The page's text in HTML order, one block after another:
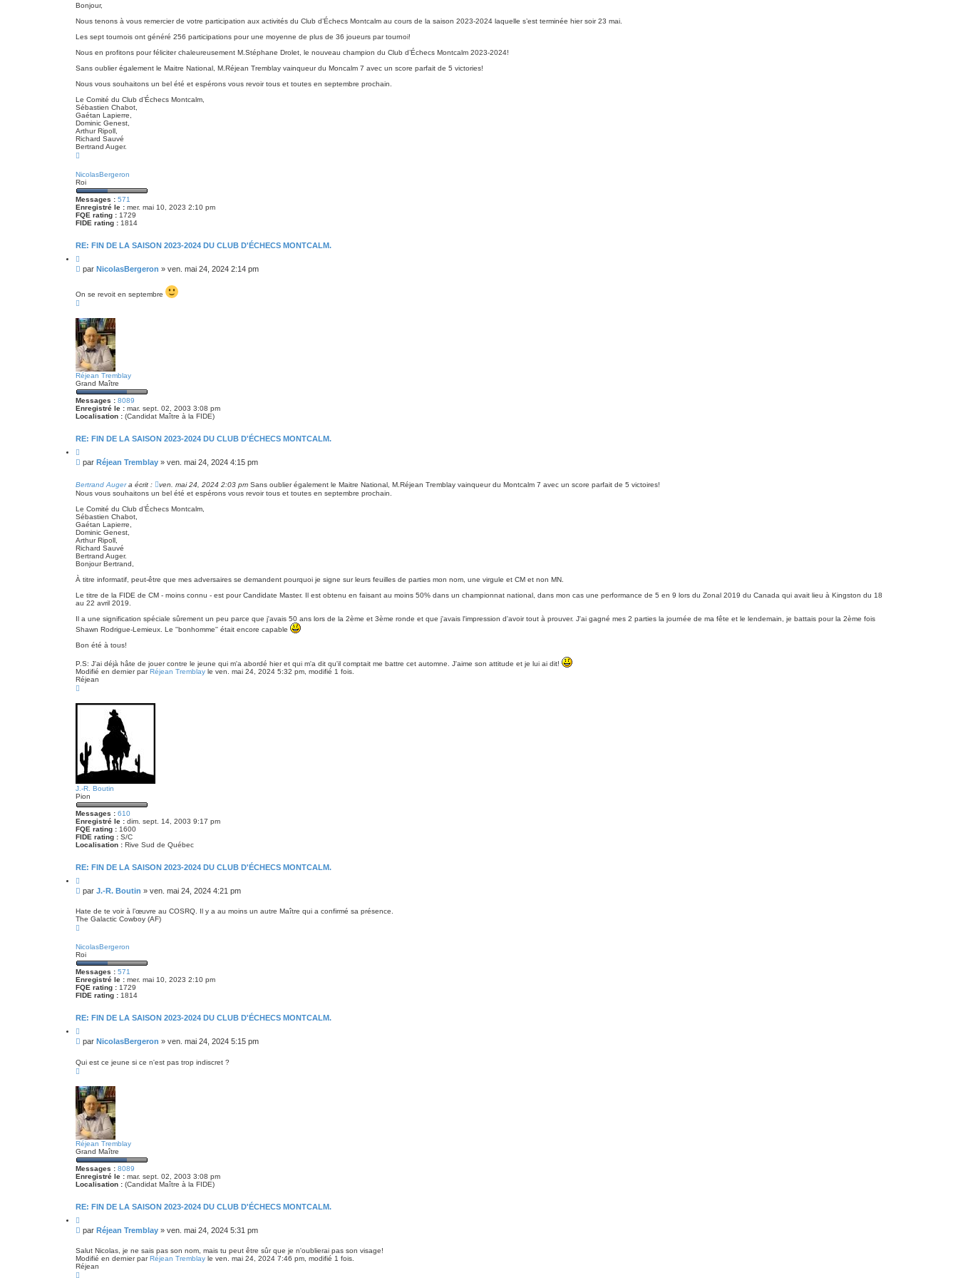
rs
a
Bonjour,
Nous tenons à vous remercier de votre participation aux activités du Club d’Échecs Montcalm au cours de la saison 2023-2024 laquelle s’est terminée hier soir 23 mai.
Les sept tournois ont généré 256 participations pour une moyenne de plus de 36 joueurs par tournoi!
Nous en profitons pour féliciter chaleureusement M.Stéphane Drolet, le nouveau champion du Club d’Échecs Montcalm 2023-2024!
Sans oublier également le Maitre National, M.Réjean Tremblay vainqueur du Moncalm 7 avec un score parfait de 5 victories!
Nous vous souhaitons un bel été et espérons vous revoir tous et toutes en septembre prochain.
Le Comité du Club d’Échecs Montcalm,
Sébastien Chabot,
Gaétan Lapierre,
Dominic Genest,
Arthur Ripoll,
Richard Sauvé
Bertrand Auger.
t
NicolasBergeron
Roi
Messages : 571
Enregistré le : mer. mai 10, 2023 2:10 pm
FQE rating : 1729
FIDE rating : 1814
RE: FIN DE LA SAISON 2023-2024 DU CLUB D'ÉCHECS MONTCALM.
i
t
M
s
g
e
par NicolasBergeron » ven. mai 24, 2024 2:14 pm
On se revoit en septembre
u
t
Réjean Tremblay
Grand Maître
Messages : 8089
Enregistré le : mar. sept. 02, 2003 3:08 pm
Localisation : (Candidat Maître à la FIDE)
RE: FIN DE LA SAISON 2023-2024 DU CLUB D'ÉCHECS MONTCALM.
i
t
r
M
s
s
g
e
par Réjean Tremblay » ven. mai 24, 2024 4:15 pm
Bertrand Augera écrit : ven. mai 24, 2024 2:03 pm Sans oublier également le Maitre National, M.Réjean Tremblay vainqueur du Montcalm 7 avec un score parfait de 5 victoires!
Nous vous souhaitons un bel été et espérons vous revoir tous et toutes en septembre prochain.
Le Comité du Club d’Échecs Montcalm,
Sébastien Chabot,
Gaétan Lapierre,
Dominic Genest,
Arthur Ripoll,
Richard Sauvé
Bertrand Auger.
Bonjour Bertrand,
À titre informatif, peut-être que mes adversaires se demandent pourquoi je signe sur leurs feuilles de parties mon nom, une virgule et CM et non MN.
Le titre de la FIDE de CM - moins connu - est pour Candidate Master. Il est obtenu en faisant au moins 50% dans un championnat national, dans mon cas une performance de 5 en 9 lors du Zonal 2019 du Canada qui avait lieu à Kingston du 18
au 22 avril 2019.
Il a une signification spéciale sûrement un peu parce que j'avais 50 ans lors de la 2ème et 3ème ronde et que j'avais l'impression d'avoir tout à prouver. J'ai gagné mes 2 parties la journée de ma fête et le lendemain, je battais pour la 2ème fois
Shawn Rodrigue-Lemieux. Le ''bonhomme'' était encore capable
Bon été à tous!
P.S: J'ai déjà hâte de jouer contre le jeune qui m'a abordé hier et qui m'a dit qu'il comptait me battre cet automne. J'aime son attitude et je lui ai dit!
Modifié en dernier parRéjean Tremblay le ven. mai 24, 2024 5:32 pm, modifié 1 fois.
Réjean
u
J.-R. Boutin
Pion
Messages : 610
Enregistré le : dim. sept. 14, 2003 9:17 pm
FQE rating : 1600
FIDE rating : S/C
Localisation : Rive Sud de Québec
RE: FIN DE LA SAISON 2023-2024 DU CLUB D'ÉCHECS MONTCALM.
i
t
r
M
s
s
e
par J.-R. Boutin » ven. mai 24, 2024 4:21 pm
Hate de te voir à l’œuvre au COSRQ. Il y a au moins un autre Maître qui a confirmé sa présence.
The Galactic Cowboy (AF)
t
NicolasBergeron
Roi
Messages : 571
Enregistré le : mer. mai 10, 2023 2:10 pm
FQE rating : 1729
FIDE rating : 1814
RE: FIN DE LA SAISON 2023-2024 DU CLUB D'ÉCHECS MONTCALM.
i
t
r
M
s
g
e
par NicolasBergeron » ven. mai 24, 2024 5:15 pm
Qui est ce jeune si ce n'est pas trop indiscret ?
u
t
Réjean Tremblay
Grand Maître
Messages : 8089
Enregistré le : mar. sept. 02, 2003 3:08 pm
Localisation : (Candidat Maître à la FIDE)
RE: FIN DE LA SAISON 2023-2024 DU CLUB D'ÉCHECS MONTCALM.
i
t
r
M
s
s
a
par Réjean Tremblay » ven. mai 24, 2024 5:31 pm
Salut Nicolas, je ne sais pas son nom, mais tu peut être sûr que je n'oublierai pas son visage!
Modifié en dernier parRéjean Tremblay le ven. mai 24, 2024 7:46 pm, modifié 1 fois.
Réjean